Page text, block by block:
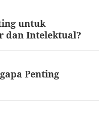
untuk
dan Intelektual?
Penting